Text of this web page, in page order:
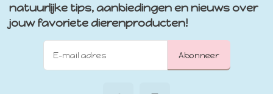
natuurlijke tips, aanbiedingen en nieuws over
jouw favoriete dierenproducten!
Abonneer